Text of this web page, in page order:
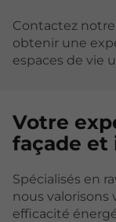
Contactez
obtenir une
espaces de vie
Votre
façade et
Spécialisés en
nous
efficacité